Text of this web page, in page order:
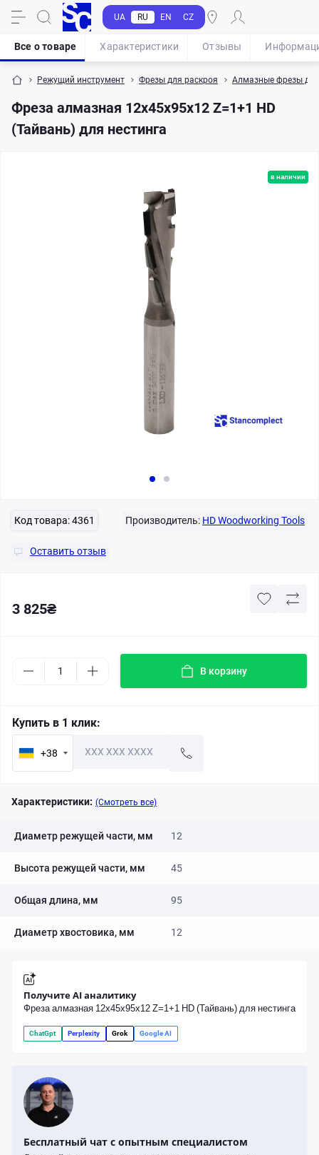
UA RU EN CZ
Режущий инструмент Фрезы для раскроя Алмазные фрезы
Фреза алмазная 12х45х95х12 Z=1+1 HD
(Тайвань) для нестинга
Все о товаре Характеристики Отзывы
в наличии
Код товара:4361 Производитель: HD Woodworking Tools
Оставить отзыв
3 825₴
В корзину
Купить в 1 клик:
+38
Характеристики: (Смотреть все)
Диаметр режущей части, мм 12
Высота режущей части, мм 45
Общая длина, мм 95
Диаметр хвостовика, мм 12
Получите AI аналитику
Фреза алмазная 12х45х95х12 Z=1+1 HD (Тайвань) для нестинга
ChatGpt Perplexity Grok Google AI
Бесплатный чат с опытным специалистом